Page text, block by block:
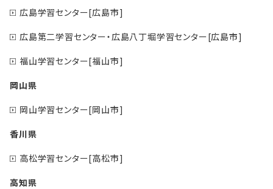
広島学習センター[広島市]
広島第二学習センター・広島八丁堀学習センター[広島市]
福山学習センター[福山市]
岡山県
岡山学習センター[岡山市]
香川県
高松学習センター[高松市]
高知県